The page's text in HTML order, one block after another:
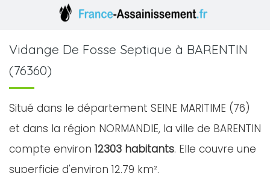
Vidange De Fosse Septique à BARENTIN
(76360)
Situé dans le département SEINE MARITIME (76)
et dans la région NORMANDIE, la ville de BARENTIN
compte environ 12303 habitants. Elle couvre une
superficie d'environ 12,79 km².